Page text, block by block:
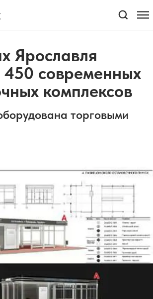
Ярославля
450 современных
комплексов
торговыми